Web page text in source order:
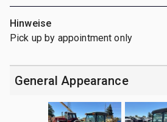
Hinweise
Pick up by appointment only
General Appearance